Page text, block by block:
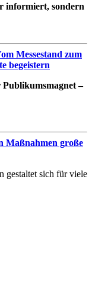
informiert, sondern
Messestand zum
begeistern
Publikumsmagnet –
Maßnahmen große
gestaltet sich für viele